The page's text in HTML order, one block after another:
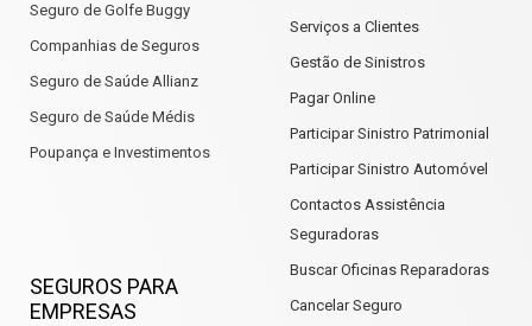
Seguro de Golfe Buggy
Companhias de Seguros
Seguro de Saúde Allianz
Seguro de Saúde Médis
Poupança e Investimentos
SEGUROS PARA
EMPRESAS
Serviços a Clientes
Gestão de Sinistros
Pagar Online
Participar Sinistro Patrimonial
Participar Sinistro Automóvel
Contactos Assistência
Seguradoras
Buscar Oficinas Reparadoras
Cancelar Seguro